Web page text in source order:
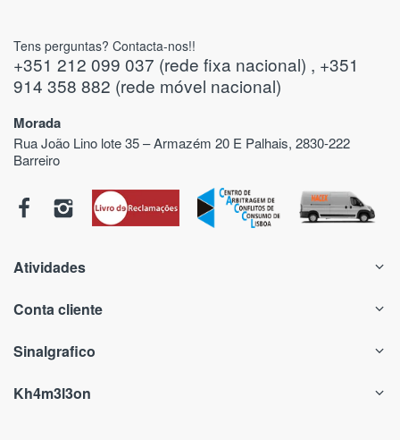
Tens perguntas? Contacta-nos!!
+351 212 099 037 (rede fixa nacional) , +351
914 358 882 (rede móvel nacional)
Morada
Rua João Lino lote 35 – Armazém 20 E Palhais, 2830-222
Barreiro
Atividades
Conta cliente
Sinalgrafico
Kh4m3l3on